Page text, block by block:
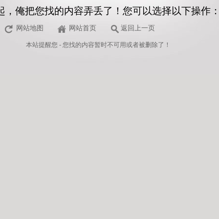
，俺把您找的内容弄丢了！您可以选择以下操作
网站地图 网站首页 返回上一页
本站提醒您 - 您找的内容暂时不可用或者被删除了！